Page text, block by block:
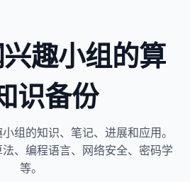
趣小组的算
识备份
组的知识、笔记、进展和应用。
、编程语言、网络安全、密码学
等。